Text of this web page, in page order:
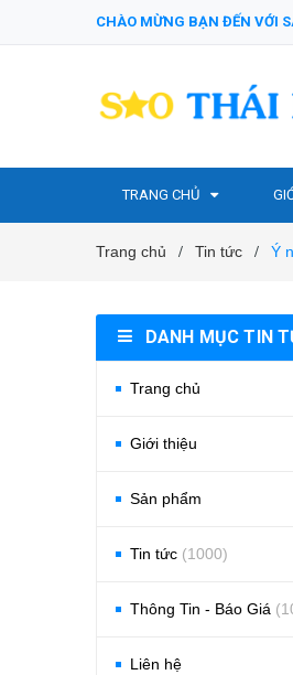
CHÀO MỪNG BẠN ĐẾN VỚI
TRANG CHỦ
Trang chủ / Tin tức / Ý
DANH MỤC TIN
Trang chủ
Giới thiệu
Sản phẩm
Tin tức (1000)
Thông Tin - Báo Giá
Liên hệ